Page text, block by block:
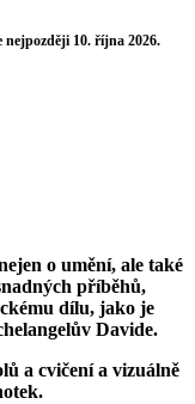
10. října 2026.
o umění, ale také
příběhů,
dílu, jako je
Davide.
a cvičení a vizuálně